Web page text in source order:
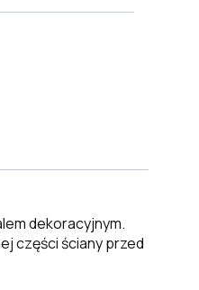
dekoracyjnym.
części ściany przed